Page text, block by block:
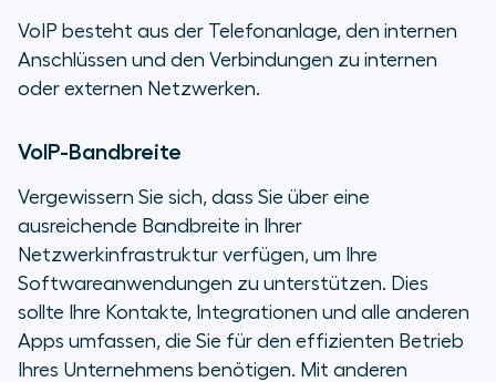
VoIP besteht aus der Telefonanlage, den internen
Anschlüssen und den Verbindungen zu internen
oder externen Netzwerken.
VoIP-Bandbreite
Vergewissern Sie sich, dass Sie über eine
ausreichende Bandbreite in Ihrer
Netzwerkinfrastruktur verfügen, um Ihre
Softwareanwendungen zu unterstützen. Dies
sollte Ihre Kontakte, Integrationen und alle anderen
Apps umfassen, die Sie für den effizienten Betrieb
Ihres Unternehmens benötigen. Mit anderen